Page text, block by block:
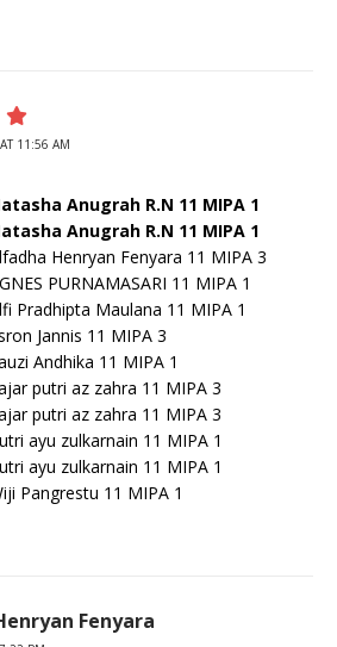
11:56 AM
Anugrah R.N 11 MIPA 1
Anugrah R.N 11 MIPA 1
Henryan Fenyara 11 MIPA 3
PURNAMASARI 11 MIPA 1
Pradhipta Maulana 11 MIPA 1
Jannis 11 MIPA 3
Andhika 11 MIPA 1
putri az zahra 11 MIPA 3
putri az zahra 11 MIPA 3
ayu zulkarnain 11 MIPA 1
ayu zulkarnain 11 MIPA 1
Pangrestu 11 MIPA 1
Fenyara